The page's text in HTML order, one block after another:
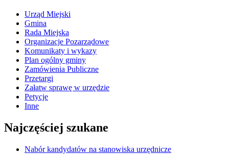
Urząd Miejski
Gmina
Rada Miejska
Organizacje Pozarządowe
Komunikaty i wykazy
Plan ogólny gminy
Zamówienia Publiczne
Przetargi
Załatw sprawę w urzędzie
Petycje
Inne
Najczęściej szukane
Nabór kandydatów na stanowiska urzędnicze